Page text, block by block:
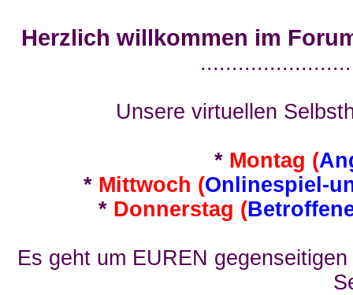
Herzlich willkommen im
Unsere virtuellen
* Montag (
* Mittwoch (Onlinespiel-
* Donnerstag (
Es geht um EUREN